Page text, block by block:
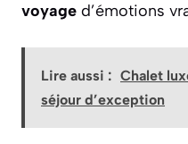
voyage d’émotions
Lire aussi : Chalet
séjour d’exception